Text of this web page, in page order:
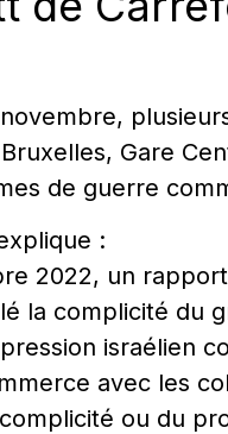
Gare
de guerre
:
2022, un
la complicité du
israélien
avec les
complicité ou du